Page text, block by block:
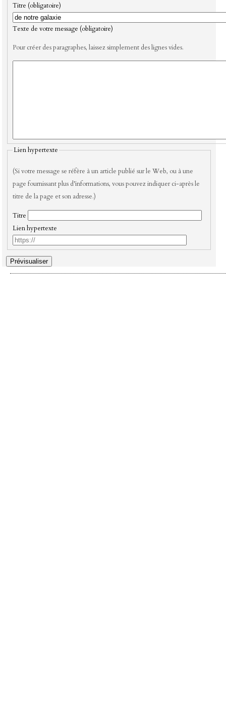
Titre (obligatoire)
Texte de votre message (obligatoire)
Pour créer des paragraphes, laissez simplement des lignes vides.
Lien hypertexte
(Si votre message se réfère à un article publié sur le Web, ou à une
page fournissant plus d’informations, vous pouvez indiquer ci-après le
titre de la page et son adresse.)
Titre
Lien hypertexte